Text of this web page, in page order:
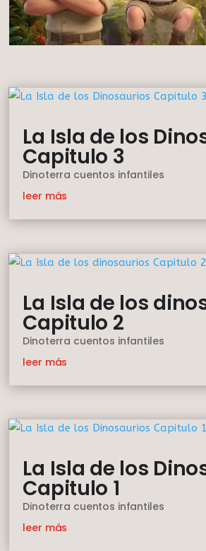
La Isla de los
Capitulo 3
Dinoterra cuentos infantiles
leer más
La Isla de los
Capitulo 2
Dinoterra cuentos infantiles
leer más
La Isla de los
Capitulo 1
Dinoterra cuentos infantiles
leer más